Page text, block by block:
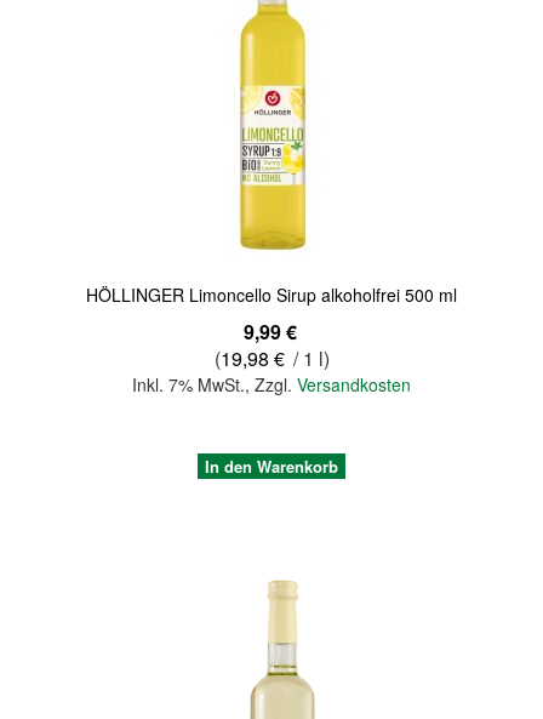
HÖLLINGER Limoncello Sirup alkoholfrei 500 ml
9,99 €
(19,98 € / 1 l)
Inkl. 7% MwSt., Zzgl. Versandkosten
In den Warenkorb